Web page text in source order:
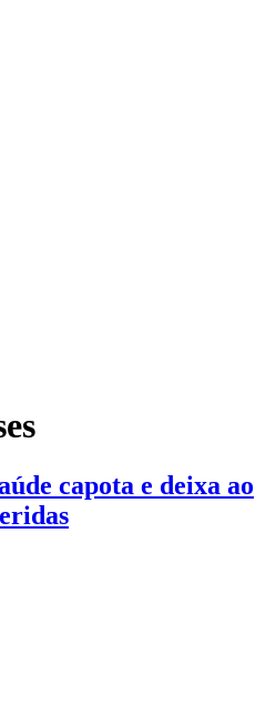
capota e deixa ao